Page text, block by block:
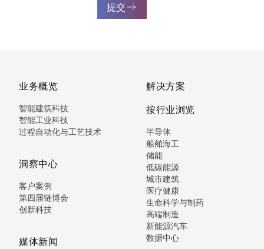
提交
业务概览
智能建筑科技
智能工业科技
过程自动化与工艺技术
洞察中心
客户案例
第四届链博会
创新科技
媒体新闻
解决方案
按行业浏览
半导体
船舶海工
储能
低碳能源
城市建筑
医疗健康
生命科学与制药
高端制造
新能源汽车
数据中心